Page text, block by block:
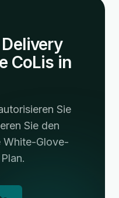
CoLis in
Sie
Sie den
White-Glove-